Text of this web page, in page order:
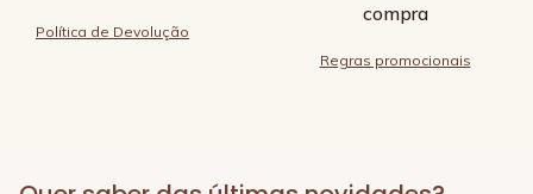
Política de Devolução
compra
Regras promocionais